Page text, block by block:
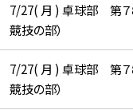
7/27( 月 ) 卓球部 第７
競技の部）
7/27( 月 ) 卓球部 第７
競技の部）